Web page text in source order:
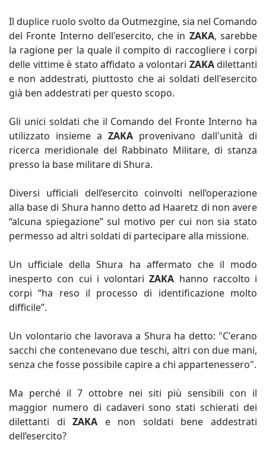
Il duplice ruolo svolto da Outmezgine, sia nel Comando
del Fronte Interno dell'esercito, che in ZAKA, sarebbe
la ragione per la quale il compito di raccogliere i corpi
delle vittime è stato affidato a volontari ZAKAdilettanti
e non addestrati, piuttosto che ai soldati dell'esercito
già ben addestrati per questo scopo.
Gli unici soldati che il Comando del Fronte Interno ha
utilizzato insieme a ZAKA provenivano dall'unità di
ricerca meridionale del Rabbinato Militare, di stanza
presso la base militare di Shura.
Diversi ufficiali dell’esercito coinvolti nell’operazione
alla base di Shura hanno detto ad Haaretz di non avere
“alcuna spiegazione” sul motivo per cui non sia stato
permesso ad altri soldati di partecipare alla missione.
Un ufficiale della Shura ha affermato che il modo
inesperto con cui i volontariZAKA hanno raccolto i
corpi “ha reso il processo di identificazione molto
difficile”.
Un volontario che lavorava a Shura ha detto: "C'erano
sacchi che contenevano due teschi, altri con due mani,
senza che fosse possibile capire a chi appartenessero".
Ma perché il 7 ottobre nei siti più sensibili con il
maggior numero di cadaveri sono stati schierati dei
dilettanti diZAKA e non soldati bene addestrati
dell’esercito?